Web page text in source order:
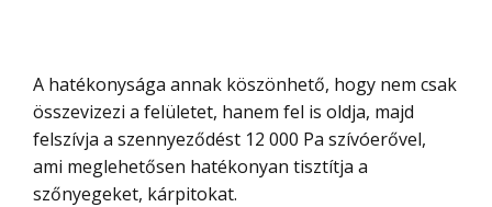
A hatékonysága annak köszönhető, hogy nem csak
összevizezi a felületet, hanem fel is oldja, majd
felszívja a szennyeződést 12 000 Pa szívóerővel,
ami meglehetősen hatékonyan tisztítja a
szőnyegeket, kárpitokat.